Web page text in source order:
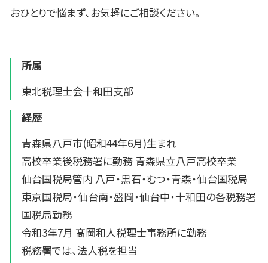
おひとりで悩まず、お気軽にご相談ください。
所属
東北税理士会十和田支部
経歴
青森県八戸市(昭和44年6月)生まれ
高校卒業後税務署に勤務 青森県立八戸高校卒業
仙台国税局管内 八戸・黒石・むつ・青森・仙台国税局
東京国税局・仙台南・盛岡・仙台中・十和田の各税務署
国税局勤務
令和3年7月 髙岡和人税理士事務所に勤務
税務署では、法人税を担当